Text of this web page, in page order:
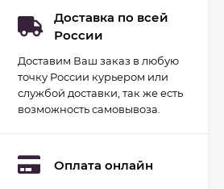
Доставка по всей
России
Доставим Ваш заказ в любую
точку России курьером или
службой доставки, так же есть
возможность самовывоза.
Оплата онлайн